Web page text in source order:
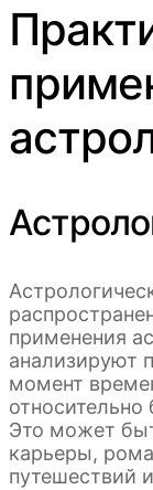
применения
анализируют
момент
Это может
карьеры,
путешествий